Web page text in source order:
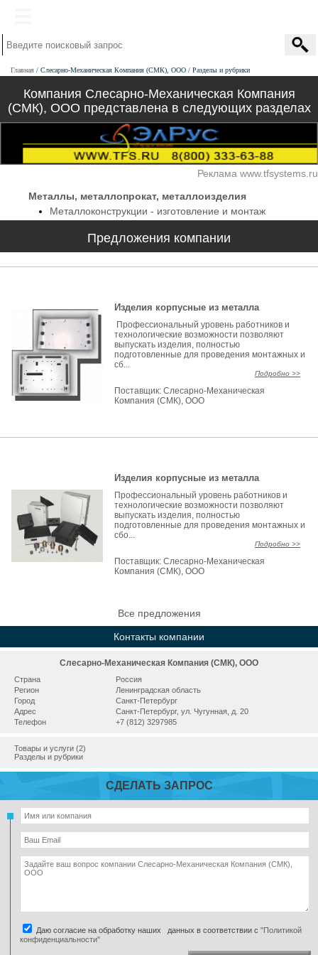
Главная Слесарно-Механическая Компания (СМК), ООО Разделы и рубрики
Компания Слесарно-Механическая Компания
(СМК), ООО представлена в следующих разделах
Реклама www.tfsystems.ru
Металлы, металлопрокат, металлоизделия
Металлоконструкции - изготовление и монтаж
Предложения компании
Изделия корпусные из металла
Профессиональный уровень работников и
технологические возможности позволяют
выпускать изделия, полностью
подготовленные для проведения монтажных и
сб...
Подробно >>
Поставщик:Слесарно-Механическая
Компания (СМК), ООО
Изделия корпусные из металла
Профессиональный уровень работников и
технологические возможности позволяют
выпускать изделия, полностью
подготовленные для проведения монтажных и
сбо...
Подробно >>
Поставщик:Слесарно-Механическая
Компания (СМК), ООО
Все предложения
Контакты компании
Слесарно-Механическая Компания (СМК), ООО
Страна
Россия
Регион
Ленинградская область
Город
Санкт-Петербург
Адрес
Санкт-Петербург, ул. Чугунная, д. 20
Телефон
+7 (812) 3297985
Товары и услуги (2)
Разделы и рубрики
СДЕЛАТЬ ЗАПРОС
Даю согласие на обработку наших данных в соответствии с "Политикой
конфиденциальности"